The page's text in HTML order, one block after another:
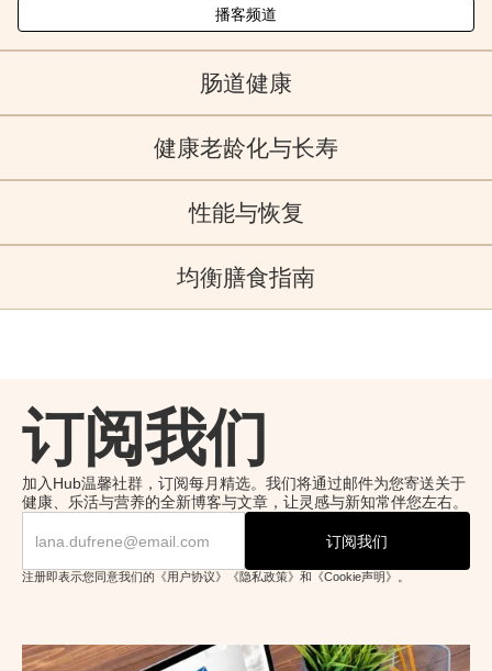
播客频道
肠道健康
最新动态
肠道健康，促进最佳消化
和消化酶。了解这些成分如何平衡您的微生物群落、改善消化功
播客频道
健康老龄化与长寿
最新动态
健康老龄化小贴士
在本期 New Image International 播客中，我们将探讨健康老龄化—
播客频道
性能与恢复
最新动态
从肠道到巅峰
对初乳感兴趣吗？本期节目将深入解析初乳的科学原理
均衡膳食指南
释放益生菌的健康能量
订阅我们
加入Hub温馨社群，订阅每月精选。我们将通过邮件为您寄送关于
健康、乐活与营养的全新博客与文章，让灵感与新知常伴您左右。
注册即表示您同意我们的《用户协议》《隐私政策》和《Cookie声明》。